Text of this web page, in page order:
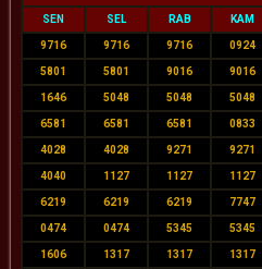
SEN SEL RAB KAM
9716 9716 9716 0924
5801 5801 9016 9016
1646 5048 5048 5048
6581 6581 6581 0833
4028 4028 9271 9271
4040 1127 1127 1127
6219 6219 6219 7747
0474 0474 5345 5345
1606 1317 1317 1317